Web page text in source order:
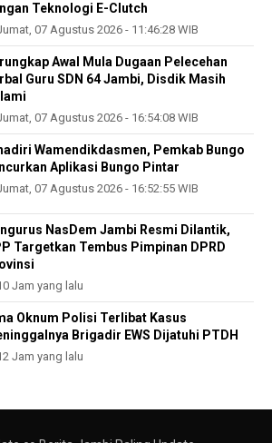
Teknologi E-Clutch
07 Agustus 2026 - 11:46:28 WIB
Awal Mula Dugaan Pelecehan
Guru SDN 64 Jambi, Disdik Masih
07 Agustus 2026 - 16:54:08 WIB
Wamendikdasmen, Pemkab Bungo
Aplikasi Bungo Pintar
07 Agustus 2026 - 16:52:55 WIB
NasDem Jambi Resmi Dilantik,
Targetkan Tembus Pimpinan DPRD
Jam yang lalu
Oknum Polisi Terlibat Kasus
Brigadir EWS Dijatuhi PTDH
Jam yang lalu